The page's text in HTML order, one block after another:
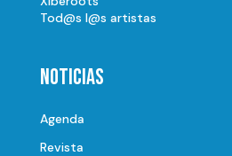
Tod@s l@s artistas
Noticias
Agenda
Revista